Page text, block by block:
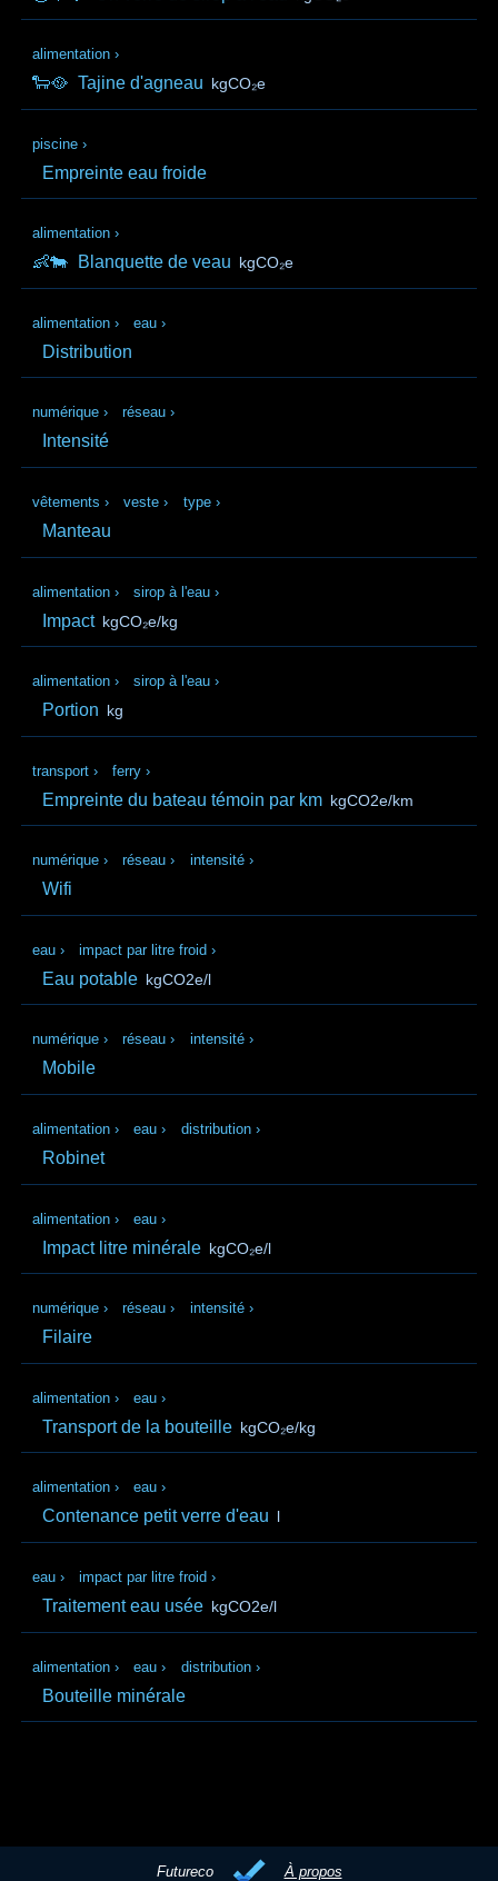
alimentation ›
🐑🥘 Tajine d'agneau kgCO₂e
piscine ›
Empreinte eau froide
alimentation ›
👶🐄 Blanquette de veau kgCO₂e
alimentation › eau ›
Distribution
numérique › réseau ›
Intensité
vêtements › veste › type ›
Manteau
alimentation › sirop à l'eau ›
Impact kgCO₂e/kg
alimentation › sirop à l'eau ›
Portion kg
transport › ferry ›
Empreinte du bateau témoin par km kgCO2e/km
numérique › réseau › intensité ›
Wifi
eau › impact par litre froid ›
Eau potable kgCO2e/l
numérique › réseau › intensité ›
Mobile
alimentation › eau › distribution ›
Robinet
alimentation › eau ›
Impact litre minérale kgCO₂e/l
numérique › réseau › intensité ›
Filaire
alimentation › eau ›
Transport de la bouteille kgCO₂e/kg
alimentation › eau ›
Contenance petit verre d'eau l
eau › impact par litre froid ›
Traitement eau usée kgCO2e/l
alimentation › eau › distribution ›
Bouteille minérale
Futureco À propos